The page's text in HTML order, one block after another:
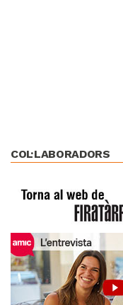
COL·LABORADORS